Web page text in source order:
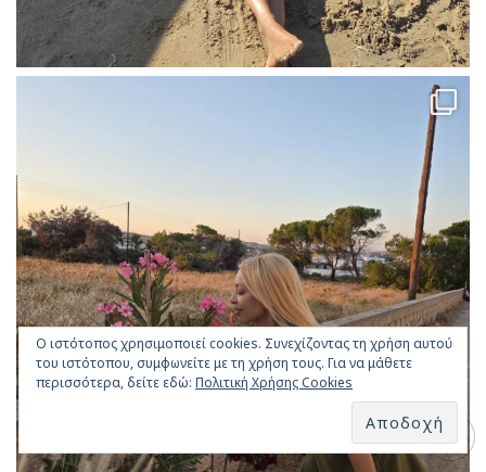
Ο ιστότοπος χρησιμοποιεί cookies. Συνεχίζοντας τη χρήση αυτού
του ιστότοπου, συμφωνείτε με τη χρήση τους. Για να μάθετε
περισσότερα, δείτε εδώ: Πολιτική Χρήσης Cookies